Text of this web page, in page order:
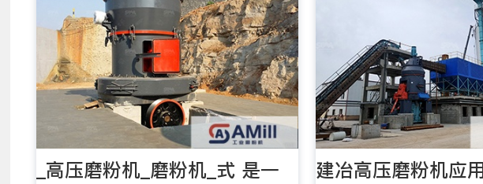
_高压磨粉机_磨粉机_式 是一
建冶高压磨粉机应